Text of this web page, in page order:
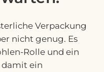
Verpackung
nicht genug. Es
Rolle und ein
damit ein